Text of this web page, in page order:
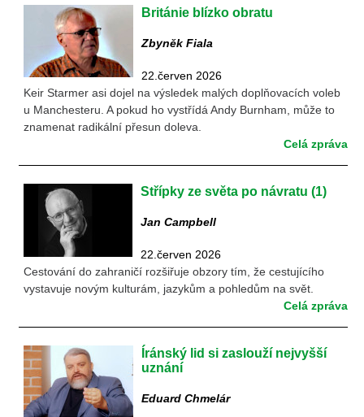
Británie blízko obratu
Zbyněk Fiala
22.červen 2026
Keir Starmer asi dojel na výsledek malých doplňovacích voleb
u Manchesteru. A pokud ho vystřídá Andy Burnham, může to
znamenat radikální přesun doleva.
Celá zpráva
Střípky ze světa po návratu (1)
Jan Campbell
22.červen 2026
Cestování do zahraničí rozšiřuje obzory tím, že cestujícího
vystavuje novým kulturám, jazykům a pohledům na svět.
Celá zpráva
Íránský lid si zaslouží nejvyšší
uznání
Eduard Chmelár